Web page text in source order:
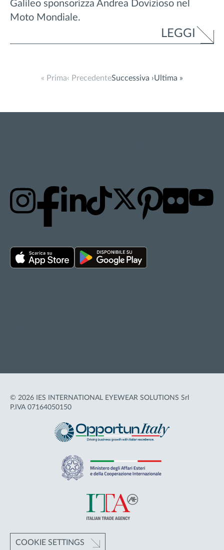
Galileo sponsorizza Andrea Dovizioso nel
Moto Mondiale.
LEGGI
« Prima‹ PrecedenteSuccessiva ›Ultima »
© 2026 IES INTERNATIONAL EYEWEAR SOLUTIONS Srl
P.IVA 07164050150
COOKIE SETTINGS